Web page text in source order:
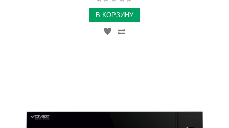
В КОРЗИНУ